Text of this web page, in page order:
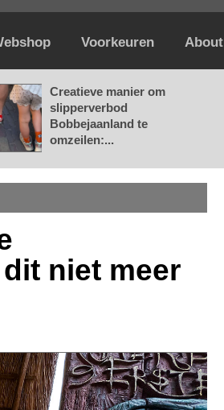
Voorkeuren About
Creatieve manier om
slipperverbod
Bobbejaanland te
omzeilen:...
niet meer